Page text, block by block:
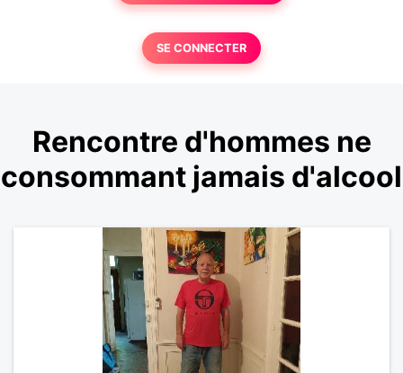
SE CONNECTER
Rencontre d'hommes ne
consommant jamais d'alcool